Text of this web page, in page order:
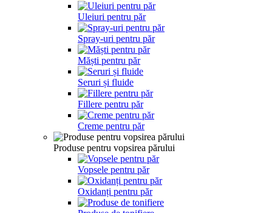
Uleiuri pentru păr
Spray-uri pentru păr
Măști pentru păr
Seruri și fluide
Fillere pentru păr
Creme pentru păr
Produse pentru vopsirea părului
Vopsele pentru păr
Oxidanți pentru păr